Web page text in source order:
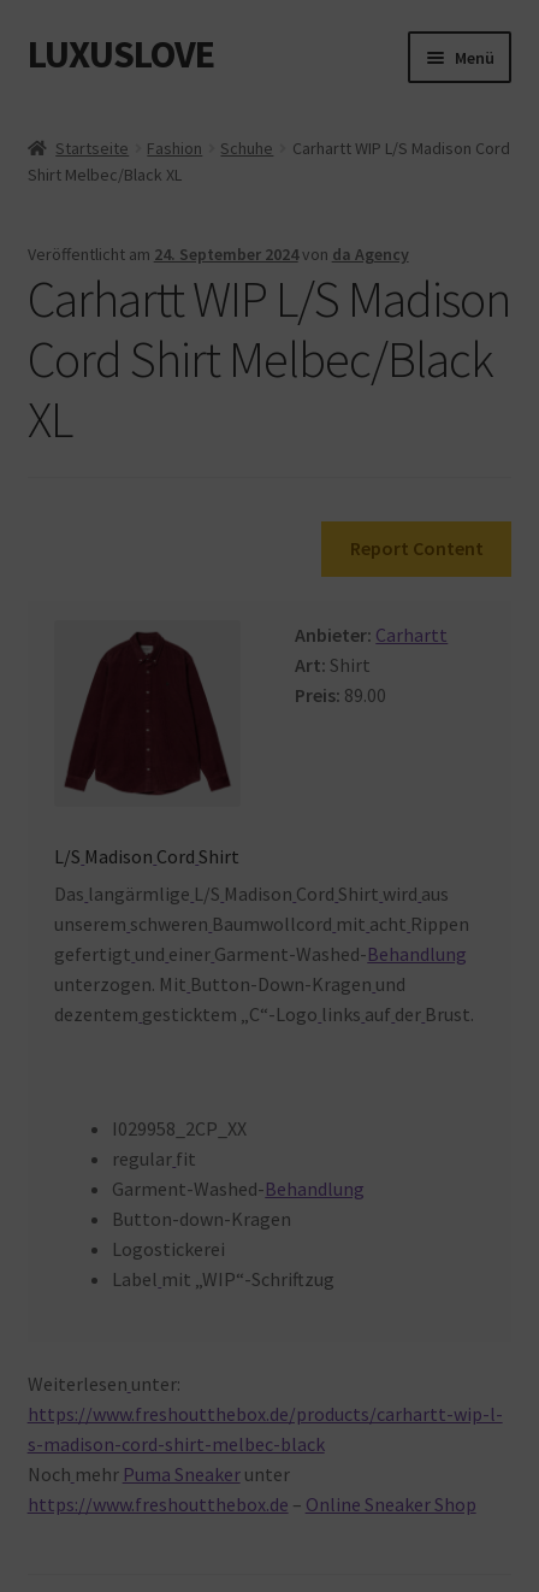
Zur
Navigation
Zum
Inhalt
LUXUSLOVE Menü
Cookie-Richtlinie (EU)
Datenschutz
Impressum
Kasse
Mein Konto
Startseite Fashion Schuhe
Carhartt WIP L/S Madison Cord
Shirt Melbec/Black XL
Veröffentlicht am 24. September 2024von da Agency
Carhartt WIP L/S Madison
Cord Shirt Melbec/Black
XL
Report Content
Anbieter: Carhartt
Art: Shirt
Preis: 89.00
L/S Madison Cord Shirt
Das langärmlige L/S Madison Cord Shirt wird aus
unserem schweren Baumwollcord mit acht Rippen
gefertigt und einer Garment-Washed-Behandlung
unterzogen. Mit Button-Down-Kragen und
dezentem gesticktem „C“-Logo links auf der Brust.
I029958_2CP_XX
regular fit
Garment-Washed-Behandlung
Button-down-Kragen
Logostickerei
Label mit „WIP“-Schriftzug
Weiterlesen unter:
https://www.freshoutthebox.de/products/carhartt-wip-l-
s-madison-cord-shirt-melbec-black
Noch mehr Puma Sneakerunter
https://www.freshoutthebox.de – Online Sneaker Shop